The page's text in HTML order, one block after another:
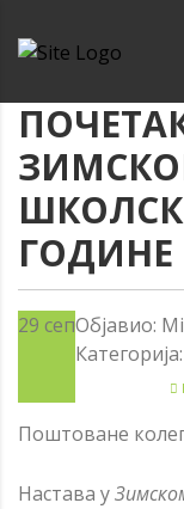
ГОДИНЕ
29 сепОбјавио:
Категорија:
Поштоване
Настава у